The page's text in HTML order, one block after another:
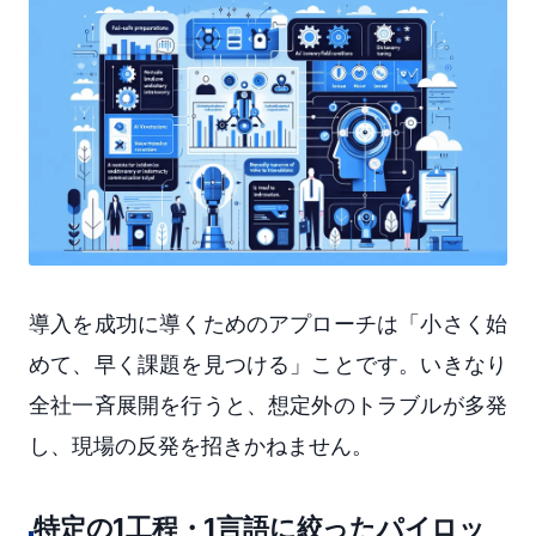
導入を成功に導くためのアプローチは「小さく始
めて、早く課題を見つける」ことです。いきなり
全社一斉展開を行うと、想定外のトラブルが多発
し、現場の反発を招きかねません。
特定の1工程・1言語に絞ったパイロッ